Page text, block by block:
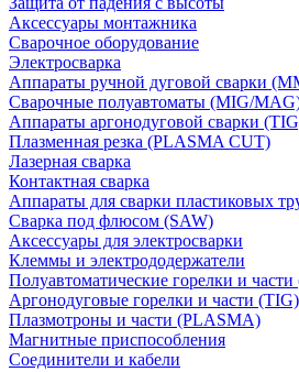
Аксессуары монтажника
Сварочное оборудование
Электросварка
Аппараты ручной дуговой сварки
Сварочные полуавтоматы (MIG/
Аппараты аргонодуговой сварки
Плазменная резка (PLASMA CUT)
Лазерная сварка
Контактная сварка
Аппараты для сварки пластиковых
Сварка под флюсом (SAW)
Аксессуары для электросварки
Клеммы и электрододержатели
Полуавтоматические горелки и
Аргонодуговые горелки и части (TIG)
Плазмотроны и части (PLASMA)
Магнитные приспособления
Соединители и кабели